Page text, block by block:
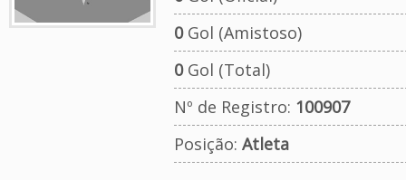
0Gol (Amistoso)
0Gol (Total)
Nº de Registro: 100907
Posição: Atleta